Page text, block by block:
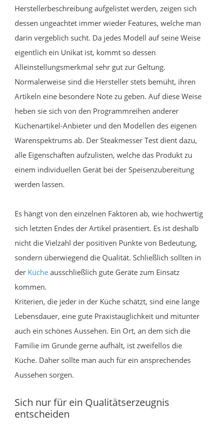
Herstellerbeschreibung aufgelistet werden, zeigen sich
dessen ungeachtet immer wieder Features, welche man
darin vergeblich sucht. Da jedes Modell auf seine Weise
eigentlich ein Unikat ist, kommt so dessen
Alleinstellungsmerkmal sehr gut zur Geltung.
Normalerweise sind die Hersteller stets bemüht, ihren
Artikeln eine besondere Note zu geben. Auf diese Weise
heben sie sich von den Programmreihen anderer
Küchenartikel-Anbieter und den Modellen des eigenen
Warenspektrums ab. Der Steakmesser Test dient dazu,
alle Eigenschaften aufzulisten, welche das Produkt zu
einem individuellen Gerät bei der Speisenzubereitung
werden lassen.
Es hängt von den einzelnen Faktoren ab, wie hochwertig
sich letzten Endes der Artikel präsentiert. Es ist deshalb
nicht die Vielzahl der positiven Punkte von Bedeutung,
sondern überwiegend die Qualität. Schließlich sollten in
der Küche ausschließlich gute Geräte zum Einsatz
kommen.
Kriterien, die jeder in der Küche schätzt, sind eine lange
Lebensdauer, eine gute Praxistauglichkeit und mitunter
auch ein schönes Aussehen. Ein Ort, an dem sich die
Familie im Grunde gerne aufhält, ist zweifellos die
Küche. Daher sollte man auch für ein ansprechendes
Aussehen sorgen.
Sich nur für ein Qualitätserzeugnis
entscheiden